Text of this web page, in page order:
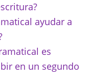
ayudar a
es
en un segundo